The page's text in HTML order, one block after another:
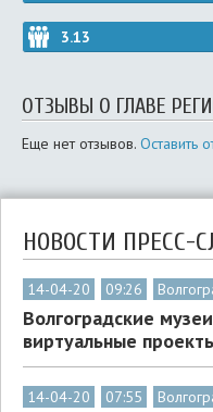
3.13
ОТЗЫВЫ О ГЛАВЕ
Еще нет отзывов. Оставить
НОВОСТИ ПРЕСС-
14-04-20 09:26
Волгоградские
виртуальные
14-04-20 07:55